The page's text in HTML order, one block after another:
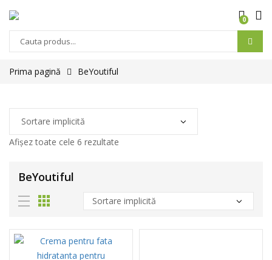
0
Prima pagină BeYoutiful
Afișez toate cele 6 rezultate
BeYoutiful